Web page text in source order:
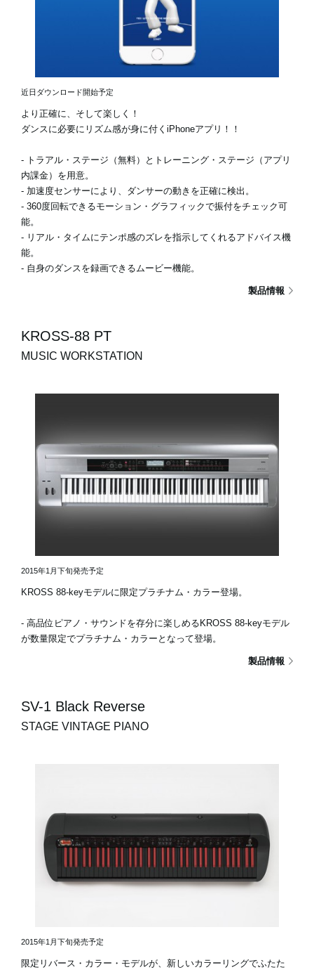
近日ダウンロード開始予定
より正確に、そして楽しく！
ダンスに必要にリズム感が身に付くiPhoneアプリ！！
- トラアル・ステージ（無料）とトレーニング・ステージ（アプリ
内課金）を用意。
- 加速度センサーにより、ダンサーの動きを正確に検出。
- 360度回転できるモーション・グラフィックで振付をチェック可
能。
- リアル・タイムにテンポ感のズレを指示してくれるアドバイス機
能。
- 自身のダンスを録画できるムービー機能。
製品情報
KROSS-88 PT
MUSIC WORKSTATION
2015年1月下旬発売予定
KROSS 88-keyモデルに限定プラチナム・カラー登場。
- 高品位ピアノ・サウンドを存分に楽しめるKROSS 88-keyモデル
が数量限定でプラチナム・カラーとなって登場。
製品情報
SV-1 Black Reverse
STAGE VINTAGE PIANO
2015年1月下旬発売予定
限定リバース・カラー・モデルが、新しいカラーリングでふたた